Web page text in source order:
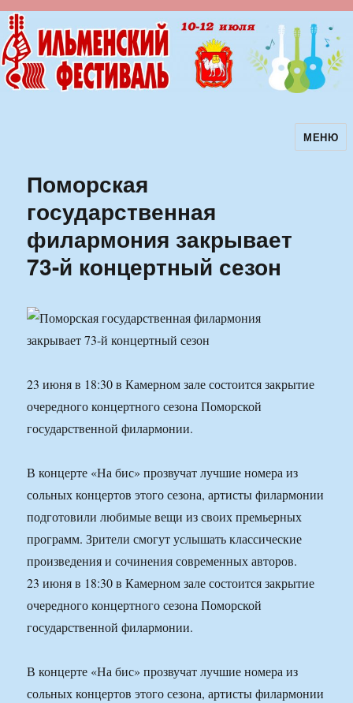
Ильменский фестиваль авторскойМЕНЮ
Поморская
государственная
филармония закрывает
73-й концертный сезон
23 июня в 18:30 в Камерном зале состоится закрытие
очередного концертного сезона Поморской
государственной филармонии.
В концерте «На бис» прозвучат лучшие номера из
сольных концертов этого сезона, артисты филармонии
подготовили любимые вещи из своих премьерных
программ. Зрители смогут услышать классические
произведения и сочинения современных авторов.
23 июня в 18:30 в Камерном зале состоится закрытие
очередного концертного сезона Поморской
государственной филармонии.
В концерте «На бис» прозвучат лучшие номера из
сольных концертов этого сезона, артисты филармонии